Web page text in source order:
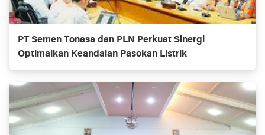
PT Semen Tonasa dan PLN Perkuat Sinergi
Optimalkan Keandalan Pasokan Listrik